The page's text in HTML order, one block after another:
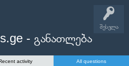
შესვლა
- განათლება
activity All questions